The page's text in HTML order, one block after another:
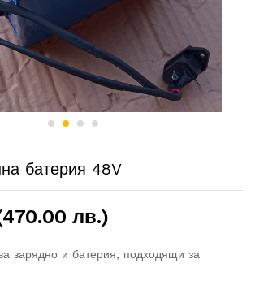
батерия 48V
лв.)
зарядно и батерия, подходящи за